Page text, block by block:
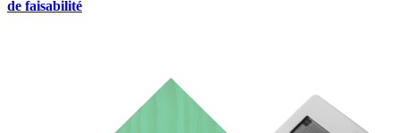
de faisabilité